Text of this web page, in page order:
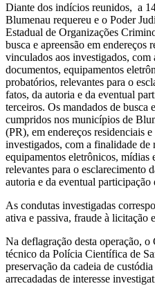
Diante dos indícios reunidos, a
Blumenau requereu e o Poder
Estadual de Organizações
busca e apreensão em endereços
vinculados aos investigados,
documentos, equipamentos
probatórios, relevantes para o
fatos, da autoria e da eventual
terceiros. Os mandados de busca
cumpridos nos municípios de
(PR), em endereços residenciais
investigados, com a finalidade de
equipamentos eletrônicos, mídias
relevantes para o esclarecimento
autoria e da eventual participação
As condutas investigadas
ativa e passiva, fraude à licitação
Na deflagração desta operação,
técnico da Polícia Científica de
preservação da cadeia de
arrecadadas de interesse